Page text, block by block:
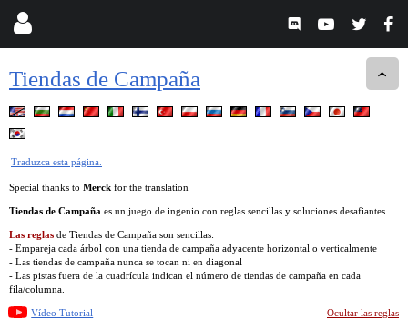
Tiendas de Campaña
Traduzca esta página.
Special thanks to Merck for the translation
Tiendas de Campaña es un juego de ingenio con reglas sencillas y soluciones desafiantes.
Las reglas de Tiendas de Campaña son sencillas:
- Empareja cada árbol con una tienda de campaña adyacente horizontal o verticalmente
- Las tiendas de campaña nunca se tocan ni en diagonal
- Las pistas fuera de la cuadrícula indican el número de tiendas de campaña en cada
fila/columna.
Vídeo Tutorial Ocultar las reglas